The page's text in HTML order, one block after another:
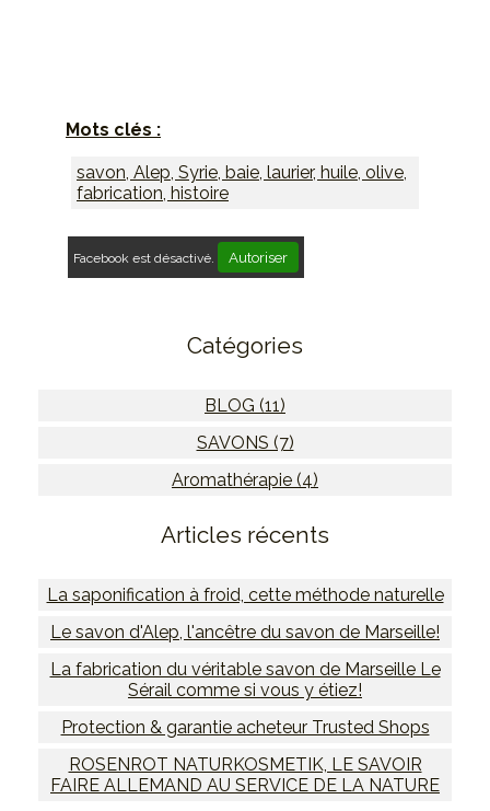
Mots clés :
savon, Alep, Syrie, baie, laurier, huile, olive,
fabrication, histoire
Facebook est désactivé. Autoriser
Catégories
BLOG (11)
SAVONS (7)
Aromathérapie (4)
Articles récents
La saponification à froid, cette méthode naturelle
Le savon d'Alep, l'ancêtre du savon de Marseille!
La fabrication du véritable savon de Marseille Le
Sérail comme si vous y étiez!
Protection & garantie acheteur Trusted Shops
ROSENROT NATURKOSMETIK, LE SAVOIR
FAIRE ALLEMAND AU SERVICE DE LA NATURE